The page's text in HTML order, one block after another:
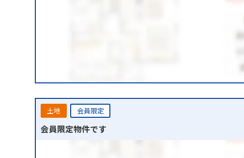
土地 会員限定
会員限定物件です